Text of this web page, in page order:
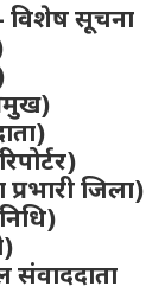
सूचना
प्रभारी जिला)
संवाददाता